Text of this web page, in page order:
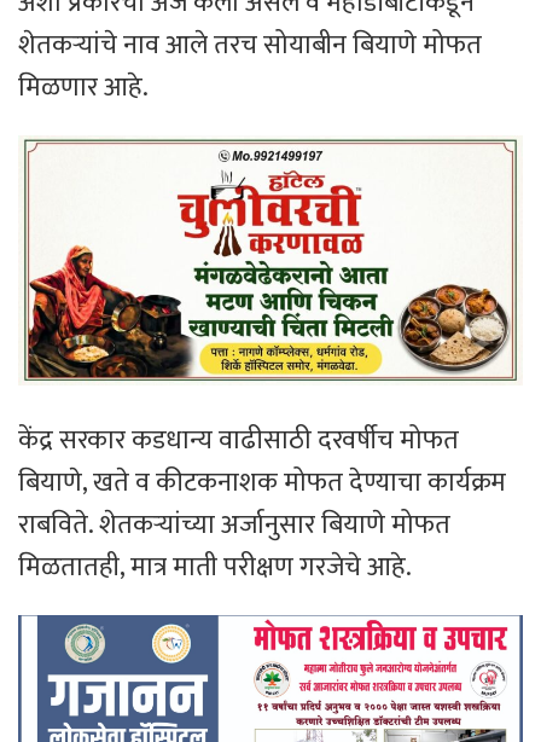
शेतकऱ्यांचे नाव आले तरच सोयाबीन बियाणे मोफत
मिळणार आहे.
केंद्र सरकार कडधान्य वाढीसाठी दरवर्षीच मोफत
बियाणे, खते व कीटकनाशक मोफत देण्याचा कार्यक्रम
राबविते. शेतकऱ्यांच्या अर्जानुसार बियाणे मोफत
मिळतातही, मात्र माती परीक्षण गरजेचे आहे.